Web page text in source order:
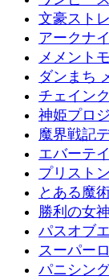
文豪スト
アークナ
メメント
ダンまち
チェイン
神姫プロ
魔界戦記
エバーテ
プリスト
とある魔
勝利の女
パスオブ
スーパー
パニシン